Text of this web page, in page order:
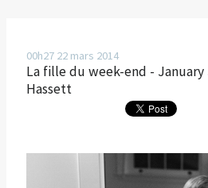
00h27 22 mars 2014
La fille du week-end - January
Hassett